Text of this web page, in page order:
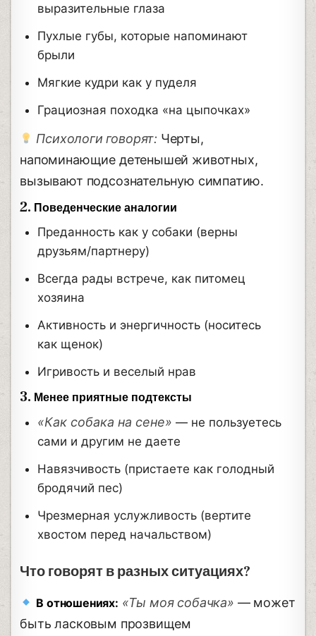
выразительные глаза
Пухлые губы, которые напоминают
брыли
Мягкие кудри как у пуделя
Грациозная походка «на цыпочках»
Психологи говорят: Черты,
напоминающие детенышей животных,
вызывают подсознательную симпатию.
2. Поведенческие аналогии
Преданность как у собаки (верны
друзьям/партнеру)
Всегда рады встрече, как питомец
хозяина
Активность и энергичность (носитесь
как щенок)
Игривость и веселый нрав
3. Менее приятные подтексты
«Как собака на сене» — не пользуетесь
сами и другим не даете
Навязчивость (пристаете как голодный
бродячий пес)
Чрезмерная услужливость (вертите
хвостом перед начальством)
Что говорят в разных ситуациях?
В отношениях: «Ты моя собачка» — может
быть ласковым прозвищем